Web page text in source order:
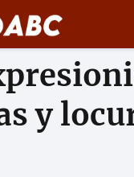
y